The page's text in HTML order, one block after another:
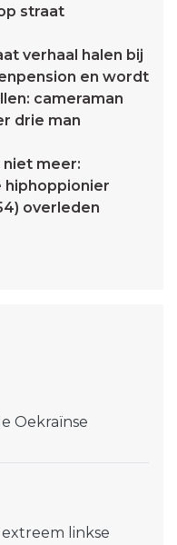
straat
verhaal halen bij
en wordt
cameraman
drie man
niet meer:
hiphoppionier
overleden
Oekraïnse
linkse